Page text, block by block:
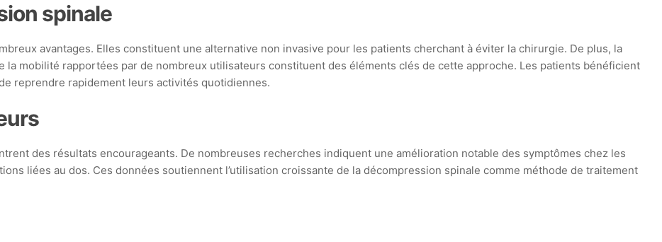
spinale
avantages. Elles constituent une alternative non invasive pour les patients cherchant à éviter la chirurgie. De plus, la
la mobilité rapportées par de nombreux utilisateurs constituent des éléments clés de cette approche. Les patients bénéficient
reprendre rapidement leurs activités quotidiennes.
des résultats encourageants. De nombreuses recherches indiquent une amélioration notable des symptômes chez les
liées au dos. Ces données soutiennent l’utilisation croissante de la décompression spinale comme méthode de traitement